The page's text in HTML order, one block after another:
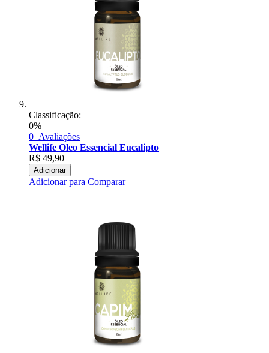
Classificação:
0%
0 Avaliações
Wellife Oleo Essencial Eucalipto
R$ 49,90
Adicionar
Adicionar para Comparar